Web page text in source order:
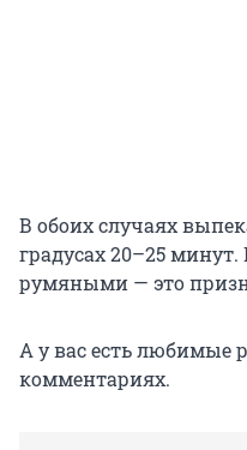
В обоих случаях
градусах 20–25
румяными — это
А у вас есть любимые
комментариях.